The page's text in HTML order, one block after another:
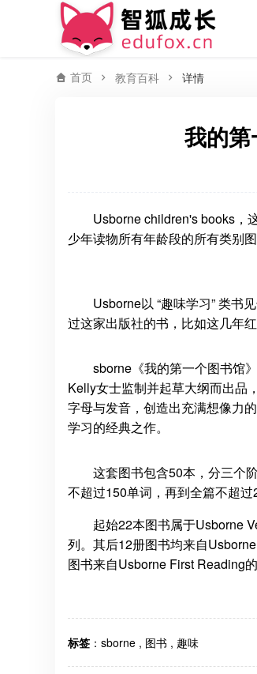
首页 教育百科 详情
我的
Usborne children's books，
少年读物所有年龄段的所有类别图
Usborne以 “趣味学习” 类书
过这家出版社的书，比如这几年
sborne《我的第一个图书馆
Kelly女士监制并起草大纲而出品
字母与发音，创造出充满想像力
学习的经典之作。
这套图书包含50本，分三个
不超过150单词，再到全篇不超
起始22本图书属于Usborne
列。其后12册图书均来自
图书来自Usborne First Reading
标签 ： sborne , 图书 , 趣味